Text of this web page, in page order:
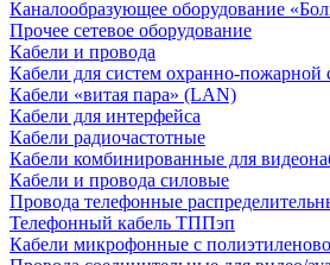
Каналообразующее оборудование
Прочее сетевое оборудование
Кабели и провода
Кабели для систем охранно-пожарной
Кабели «витая пара» (LAN)
Кабели для интерфейса
Кабели радиочастотные
Кабели комбинированные для
Кабели и провода силовые
Провода телефонные
Телефонный кабель ТППэп
Кабели микрофонные с